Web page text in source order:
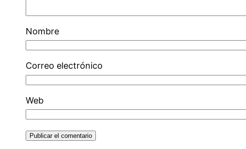
Nombre
Correo electrónico
Web